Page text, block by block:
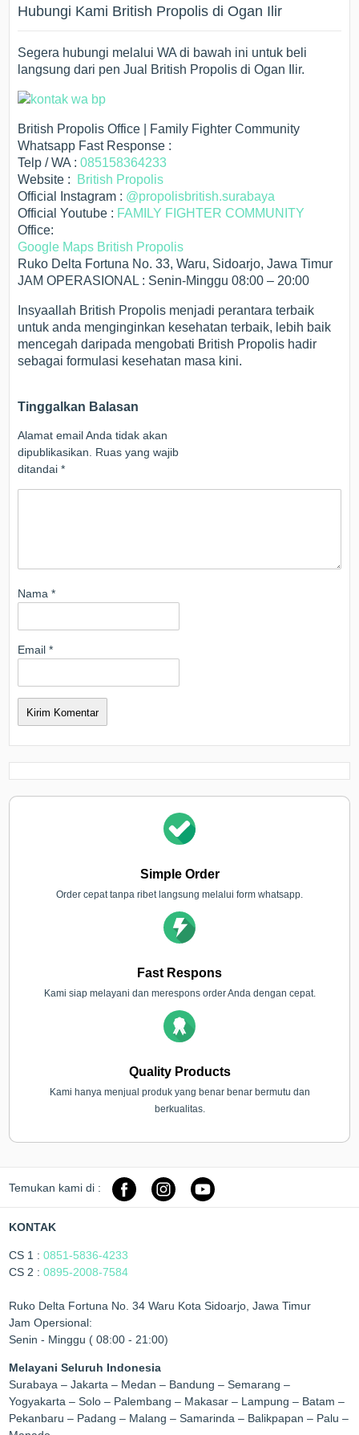
Hubungi Kami British Propolis di Ogan Ilir
Segera hubungi melalui WA di bawah ini untuk beli
langsung dari pen Jual British Propolis di Ogan Ilir.
British Propolis Office | Family Fighter Community
Whatsapp Fast Response :
Telp / WA :085158364233
Website :
British Propolis
Official Instagram : @propolisbritish.surabaya
Official Youtube : FAMILY FIGHTER COMMUNITY
Office:
Google Maps British Propolis
Ruko Delta Fortuna No. 33, Waru, Sidoarjo, Jawa Timur
JAM OPERASIONAL : Senin-Minggu 08:00 – 20:00
Insyaallah British Propolis menjadi perantara terbaik
untuk anda menginginkan kesehatan terbaik, lebih baik
mencegah daripada mengobati British Propolis hadir
sebagai formulasi kesehatan masa kini.
Tinggalkan Balasan
Alamat email Anda tidak akan
dipublikasikan. Ruas yang wajib
ditandai*
Nama*
Email*
Simple Order
Order cepat tanpa ribet langsung melalui form whatsapp.
Fast Respons
Kami siap melayani dan merespons order Anda dengan cepat.
Quality Products
Kami hanya menjual produk yang benar benar bermutu dan
berkualitas.
Temukan kami di :
KONTAK
CS 1 :0851-5836-4233
CS 2 :0895-2008-7584
Ruko Delta Fortuna No. 34 Waru Kota Sidoarjo, Jawa Timur
Jam Opersional:
Senin - Minggu ( 08:00 - 21:00)
Melayani Seluruh Indonesia
Surabaya – Jakarta – Medan – Bandung – Semarang –
Yogyakarta – Solo – Palembang – Makasar – Lampung – Batam –
Pekanbaru – Padang – Malang – Samarinda – Balikpapan – Palu –